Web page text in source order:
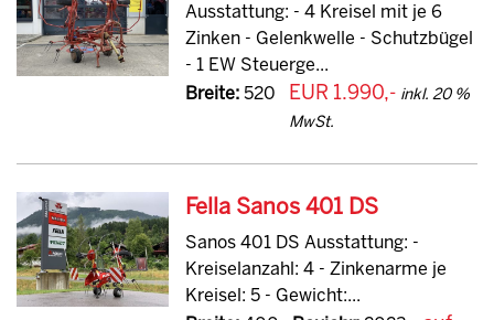
Ausstattung: - 4 Kreisel mit je 6
Zinken - Gelenkwelle - Schutzbügel
- 1 EW Steuerge...
Breite:520 EUR 1.990,- inkl. 20 %
MwSt.
Fella Sanos 401 DS
Sanos 401 DS Ausstattung: -
Kreiselanzahl: 4 - Zinkenarme je
Kreisel: 5 - Gewicht:...